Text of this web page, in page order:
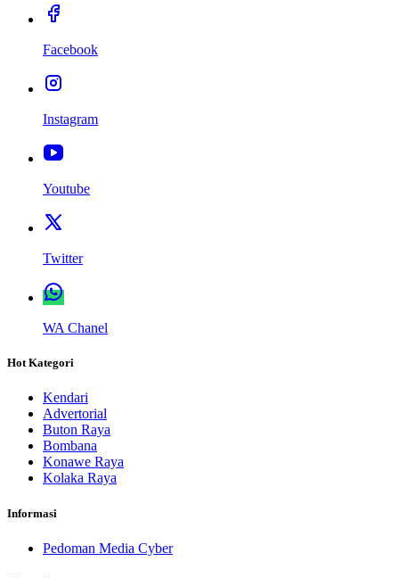
Facebook
Instagram
Youtube
Twitter
WA Chanel
Hot Kategori
Kendari
Advertorial
Buton Raya
Bombana
Konawe Raya
Kolaka Raya
Informasi
Pedoman Media Cyber